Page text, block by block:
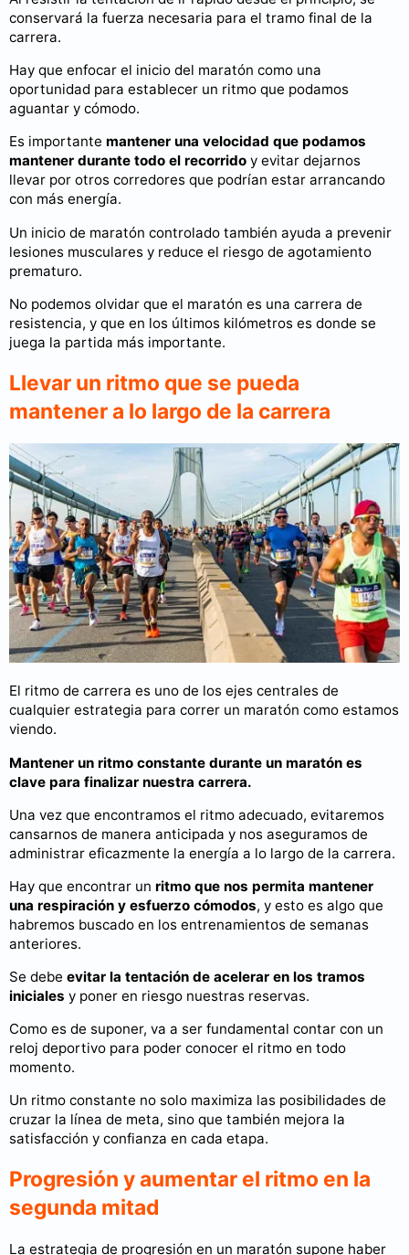
conservará la fuerza necesaria para el tramo final de la
carrera.
Hay que enfocar el inicio del maratón como una
oportunidad para establecer un ritmo que podamos
aguantar y cómodo.
Es importante mantener una velocidad que podamos
mantener durante todo el recorrido y evitar dejarnos
llevar por otros corredores que podrían estar arrancando
con más energía.
Un inicio de maratón controlado también ayuda a prevenir
lesiones musculares y reduce el riesgo de agotamiento
prematuro.
No podemos olvidar que el maratón es una carrera de
resistencia, y que en los últimos kilómetros es donde se
juega la partida más importante.
Llevar un ritmo que se pueda
mantener a lo largo de la carrera
El ritmo de carrera es uno de los ejes centrales de
cualquier estrategia para correr un maratón como estamos
viendo.
Mantener un ritmo constante durante un maratón es
clave para finalizar nuestra carrera.
Una vez que encontramos el ritmo adecuado, evitaremos
cansarnos de manera anticipada y nos aseguramos de
administrar eficazmente la energía a lo largo de la carrera.
Hay que encontrar un ritmo que nos permita mantener
una respiración y esfuerzo cómodos, y esto es algo que
habremos buscado en los entrenamientos de semanas
anteriores.
Se debe evitar la tentación de acelerar en los tramos
iniciales y poner en riesgo nuestras reservas.
Como es de suponer, va a ser fundamental contar con un
reloj deportivo para poder conocer el ritmo en todo
momento.
Un ritmo constante no solo maximiza las posibilidades de
cruzar la línea de meta, sino que también mejora la
satisfacción y confianza en cada etapa.
Progresión y aumentar el ritmo en la
segunda mitad
La estrategia de progresión en un maratón supone haber